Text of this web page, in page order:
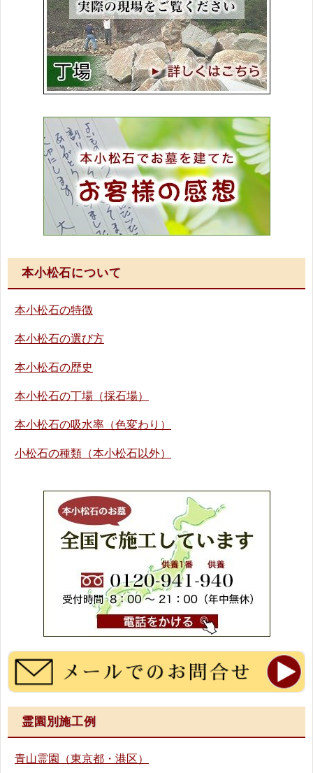
本小松石について
本小松石の特徴
本小松石の選び方
本小松石の歴史
本小松石の丁場（採石場）
本小松石の吸水率（色変わり）
小松石の種類（本小松石以外）
霊園別施工例
青山霊園（東京都・港区）